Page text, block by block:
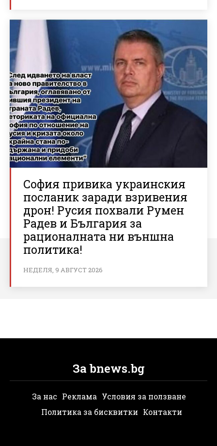
София привика украинския
посланик заради взривения
дрон! Русия похвали Румен
Радев и България за
рационалната ни външна
политика!
НЕДЕЛЯ, 9 АВГУСТ 2026
За bnews.bg
За нас Реклама Условия за ползване
Политика за бисквитки Контакти